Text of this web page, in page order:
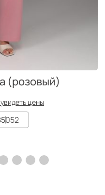
(розовый)
цены
5052